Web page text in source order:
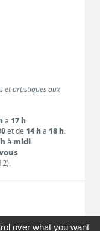
et artistiques aux
à 17 h.
et de 14 hà 18 h.
à midi.
over what you want